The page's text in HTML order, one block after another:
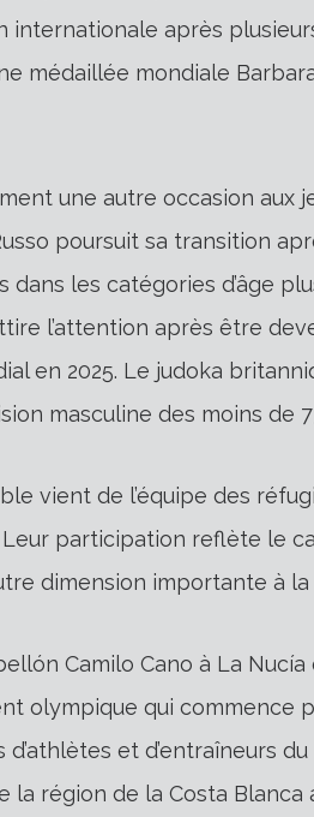
après
médaillée mondiale
une autre occasion
poursuit sa transition
les catégories d’âge
l’attention après être
en 2025. Le judoka
masculine des moins de
vient de l’équipe des
participation reflète le
dimension importante à
Camilo Cano à La
olympique qui commence
et d’entraîneurs
la région de la Costa